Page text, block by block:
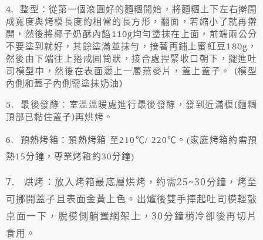
4. 整型：從第一個滾圓好的麵糰開始，將麵糰上下左右擀開
成寬度與烤模長度約相當的長方形，翻面，若縮小了就再擀
開，然後將椰子奶酥內餡 110g均勻塗抹在上面，前端兩公分
不要塗到就好，其餘塗滿並抹勻，接著再鋪上蜜紅豆180g ，
然後由下端往上捲成圓筒狀，接合處捏緊收口朝下，擺進吐
司模型中，然後在表面灑上一層燕麥片，蓋上蓋子。
(模型
內側和蓋子內側需塗抹奶油)
5. 最後發酵：室溫溫暖處進行最後發酵，發到近滿模(麵糰
頂部已黏住蓋子)再烘烤。
6. 預熱烤箱：預熱烤箱 至210℃/ 220℃。 (家庭烤箱約需預
熱15分鐘，專業烤箱約30分鐘)
7.烘烤：放入烤箱最底層烘烤，約需25~30分鐘，烤至
可挪開蓋子且表面金黃上色。出爐後雙手捧起吐司模輕敲
桌面一下，脫模側躺置網架上， 30分鐘稍冷卻後再切片
食用。